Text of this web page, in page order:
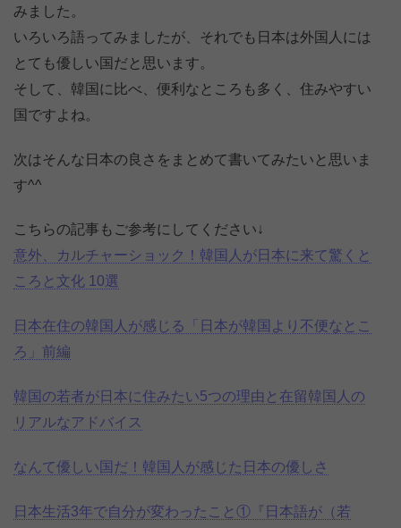
みました。
いろいろ語ってみましたが、それでも日本は外国人には
とても優しい国だと思います。
そして、韓国に比べ、便利なところも多く、住みやすい
国ですよね。
次はそんな日本の良さをまとめて書いてみたいと思いま
す^^
こちらの記事もご参考にしてください↓
意外、カルチャーショック！韓国人が日本に来て驚くと
ころと文化 10選
日本在住の韓国人が感じる「日本が韓国より不便なとこ
ろ」前編
韓国の若者が日本に住みたい5つの理由と在留韓国人の
リアルなアドバイス
なんて優しい国だ！韓国人が感じた日本の優しさ
日本生活3年で自分が変わったこと①『日本語が（若